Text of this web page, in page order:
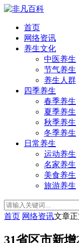
首页
网络资讯
养生文化
中医养生
节气养生
养生人群
四季养生
春季养生
夏季养生
秋季养生
冬季养生
日常养生
运动养生
名家养生
美食养生
旅游养生
首页 网络资讯文章
31省区市新